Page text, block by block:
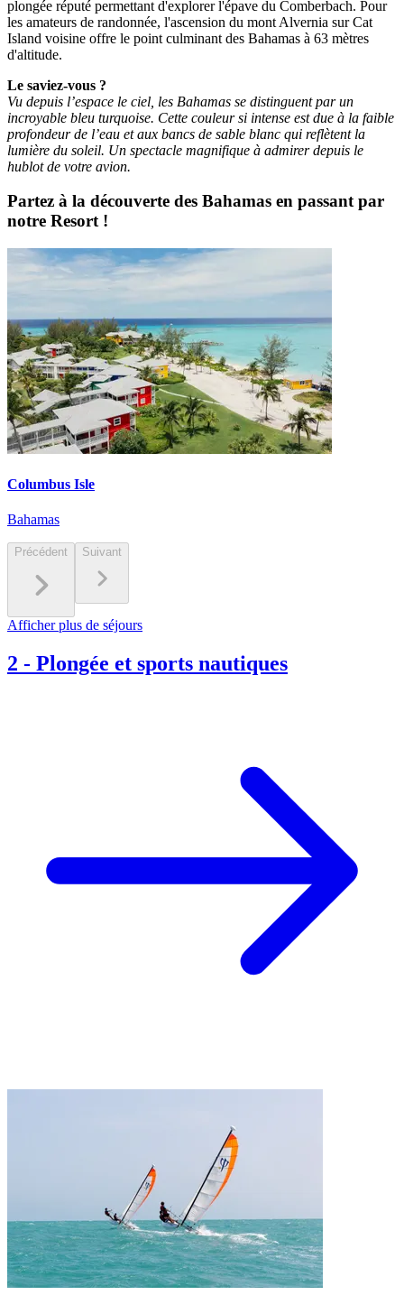
plongée réputé permettant d'explorer l'épave du Comberbach. Pour
les amateurs de randonnée, l'ascension du mont Alvernia sur Cat
Island voisine offre le point culminant des Bahamas à 63 mètres
d'altitude.
Le saviez-vous ?
Vu depuis l’espace le ciel, les Bahamas se distinguent par un
incroyable bleu turquoise. Cette couleur si intense est due à la faible
profondeur de l’eau et aux bancs de sable blanc qui reflètent la
lumière du soleil. Un spectacle magnifique à admirer depuis le
hublot de votre avion.
Partez à la découverte des Bahamas en passant par
notre Resort !
Columbus Isle
Bahamas
Précédent Suivant
Afficher plus de séjours
2 - Plongée et sports nautiques